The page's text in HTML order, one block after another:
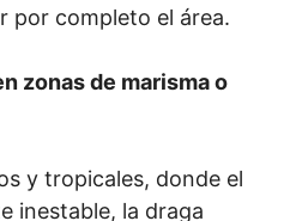
por completo el área.
zonas de marisma o
y tropicales, donde el
inestable, la draga